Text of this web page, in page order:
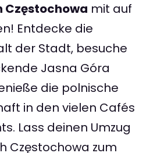
Częstochowa mit auf
Entdecke die
der Stadt, besuche
Jasna Góra
die polnische
in den vielen Cafés
Lass deinen Umzug
Częstochowa zum